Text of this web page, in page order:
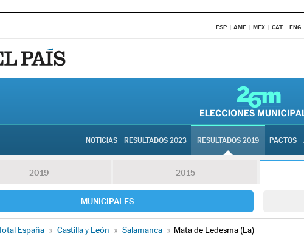
ESP AME MEX CAT ENG
NOTICIAS RESULTADOS 2023 RESULTADOS 2019 PACTOS
2019 2015
MUNICIPALES
España » Castilla y León » Salamanca » Mata de Ledesma (La)